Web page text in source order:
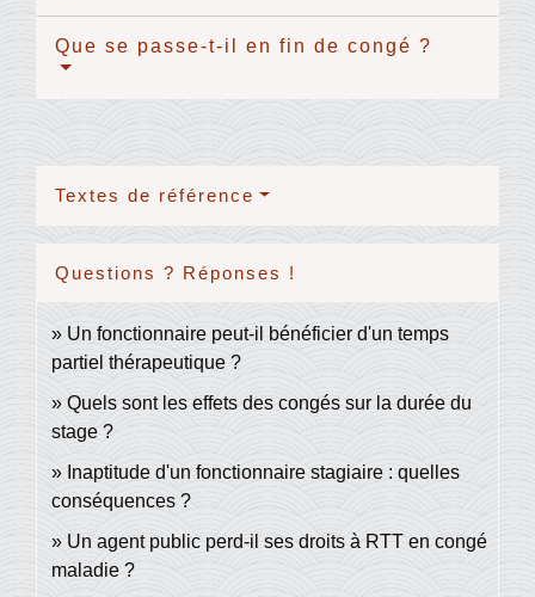
Que se passe-t-il en fin de congé ?
Textes de référence
Questions ? Réponses !
Un fonctionnaire peut-il bénéficier d'un temps
partiel thérapeutique ?
Quels sont les effets des congés sur la durée du
stage ?
Inaptitude d'un fonctionnaire stagiaire : quelles
conséquences ?
Un agent public perd-il ses droits à RTT en congé
maladie ?